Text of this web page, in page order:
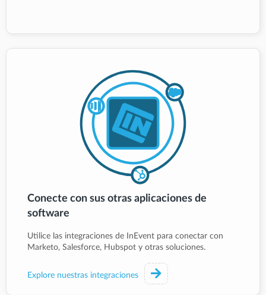
Conecte con sus otras aplicaciones de
software
Utilice las integraciones de InEvent para conectar con
Marketo, Salesforce, Hubspot y otras soluciones.
Explore nuestras integraciones